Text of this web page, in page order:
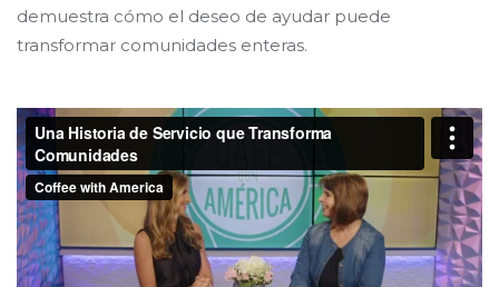
demuestra cómo el deseo de ayudar puede
transformar comunidades enteras.